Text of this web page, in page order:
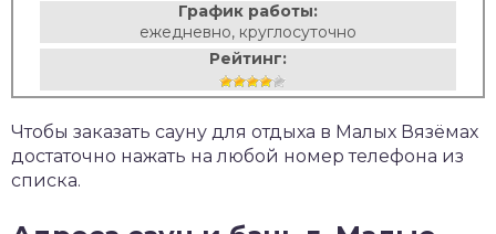
График работы:
ежедневно, круглосуточно
Рейтинг:
Чтобы заказать сауну для отдыха в Малых Вязёмах
достаточно нажать на любой номер телефона из
списка.